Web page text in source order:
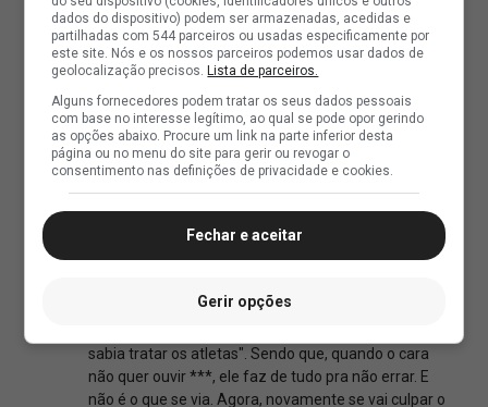
dados do dispositivo) podem ser armazenadas, acedidas e
partilhadas com 544 parceiros ou usadas especificamente por
este site. Nós e os nossos parceiros podemos usar dados de
geolocalização precisos. Lista de parceiros.
Alguns fornecedores podem tratar os seus dados pessoais
com base no interesse legítimo, ao qual se pode opor gerindo
as opções abaixo. Procure um link na parte inferior desta
página ou no menu do site para gerir ou revogar o
consentimento nas definições de privacidade e cookies.
Fechar e aceitar
Gerir opções